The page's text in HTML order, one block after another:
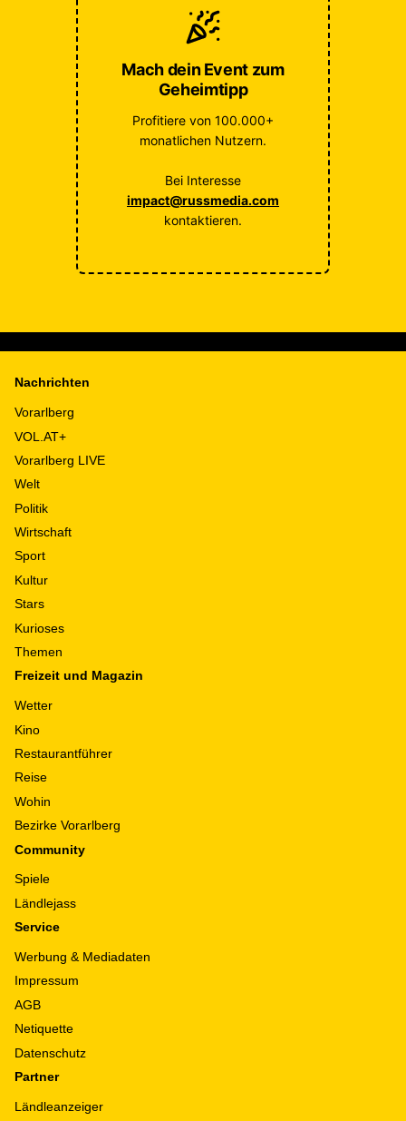
Mach dein Event zum
Geheimtipp
Profitiere von 100.000+
monatlichen Nutzern.
Bei Interesse
impact@russmedia.com
kontaktieren.
Nachrichten
Vorarlberg
VOL.AT+
Vorarlberg LIVE
Welt
Politik
Wirtschaft
Sport
Kultur
Stars
Kurioses
Themen
Freizeit und Magazin
Wetter
Kino
Restaurantführer
Reise
Wohin
Bezirke Vorarlberg
Community
Spiele
Ländlejass
Service
Werbung & Mediadaten
Impressum
AGB
Netiquette
Datenschutz
Partner
Ländleanzeiger